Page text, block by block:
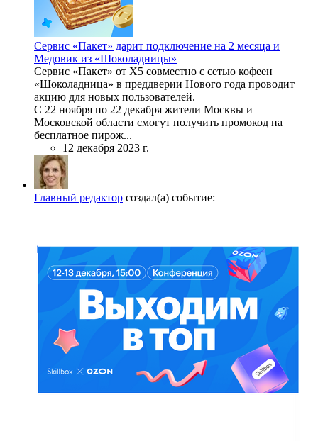
Сервис «Пакет» дарит подключение на 2 месяца и
Медовик из «Шоколадницы»
Сервис «Пакет» от Х5 совместно с сетью кофеен
«Шоколадница» в преддверии Нового года проводит
акцию для новых пользователей.
С 22 ноября по 22 декабря жители Москвы и
Московской области смогут получить промокод на
бесплатное пирож...
12 декабря 2023 г.
Главный редактор создал(а) событие: